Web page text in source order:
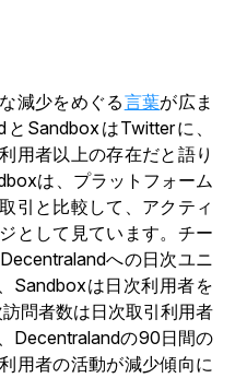
減少をめぐる言葉が広ま
SandboxはTwitterに、
用者以上の存在だと語り
は、プラットフォーム
引と比較して、アクティ
として見ています。チー
への日次ユニ
Sandboxは日次利用者を
問者数は日次取引利用者
Decentralandの90日間の
用者の活動が減少傾向に